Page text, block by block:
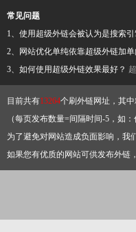
常见问题
1、使用超级外链会被认为是搜索
2、网站优化单纯依靠超级外链加
3、如何使用超级外链效果最好？
目前共有13264个刷外链网址，其
（每页发布数量=间隔时间-5，如
为了避免对网站造成负面影响，我
如果您有优质的网站可供发布外链